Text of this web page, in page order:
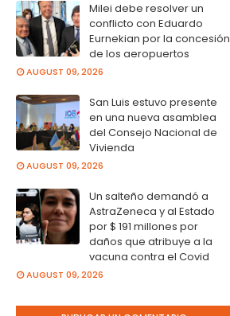
Milei debe resolver un
conflicto con Eduardo
Eurnekian por la concesión
de los aeropuertos
AUGUST 09, 2026
San Luis estuvo presente
en una nueva asamblea
del Consejo Nacional de
Vivienda
AUGUST 09, 2026
Un salteño demandó a
AstraZeneca y al Estado
por $ 191 millones por
daños que atribuye a la
vacuna contra el Covid
AUGUST 09, 2026